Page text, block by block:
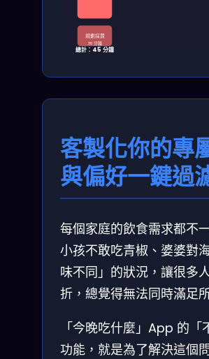
規劃採買
30 分鐘
總計：45 分鐘
客製化你的專
與偏好一鍵過
每個家庭的飲食需求都不
小孩不敢吃青椒、婆婆對
味不同」的狀況，讓很多
折，總覺得無法同時滿足
「今晚吃什麼」App 的
功能，就是為了解決這個